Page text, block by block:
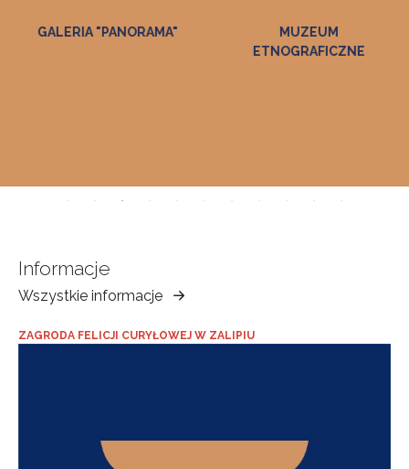
MUZEUM
MUZEUM DWÓR W
DOŁĘDZE
Informacje
Wszystkie informacje
Muzeum
Ziemi
Tarnowskiej
ZAGRODA FELICJI CURYŁOWEJ W ZALIPIU